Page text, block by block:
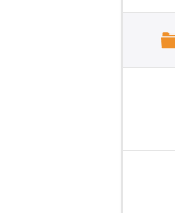
:
a
e
c